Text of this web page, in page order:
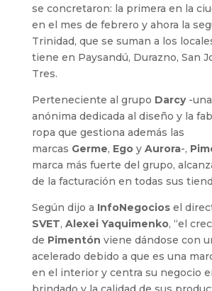
se concretaron: la primera en la
en el mes de febrero y ahora la
Trinidad, que se suman a los
tiene en Paysandú, Durazno, San
Tres.
Perteneciente al grupo Darcy-una
anónima dedicada al diseño y la
ropa que gestiona además las
marcas Germe, Ego y Aurora-,
marca más fuerte del grupo,
de la facturación en todas sus
Según dijo a InfoNegocios el
SVET, Alexei Yaquimenko, “el
de Pimentón viene dándose con
acelerado debido a que es una
en el interior y centra su negocio